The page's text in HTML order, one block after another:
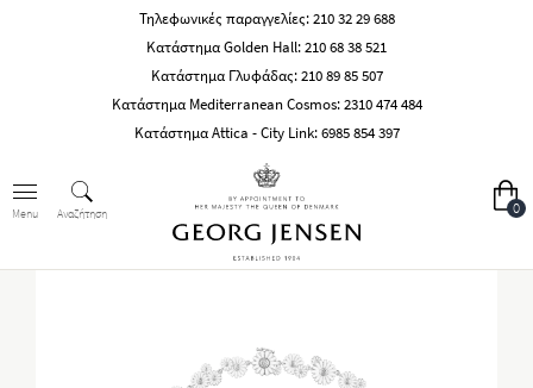
Τηλεφωνικές παραγγελίες:210 32 29 688
Κατάστημα Golden Hall:210 68 38 521
Κατάστημα Γλυφάδας:210 89 85 507
Κατάστημα Mediterranean Cosmos:2310 474 484
Κατάστημα Attica - City Link:6985 854 397
Menu Αναζήτηση 0